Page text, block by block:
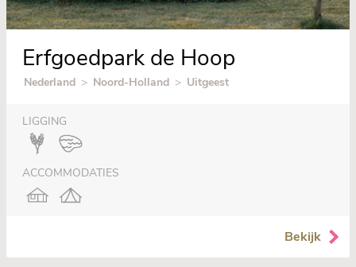
Erfgoedpark de Hoop
Nederland > Noord-Holland > Uitgeest
LIGGING
ACCOMMODATIES
Bekijk